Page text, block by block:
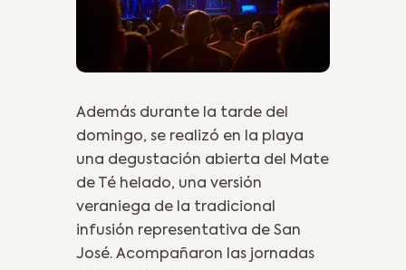
Además durante la tarde del
domingo, se realizó en la playa
una degustación abierta del Mate
de Té helado, una versión
veraniega de la tradicional
infusión representativa de San
José. Acompañaron las jornadas